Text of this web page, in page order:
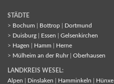
STÄDTE
> Bochum Bottrop
Dortmund
> Duisburg Essen
Gelsenkirchen
> Hagen Hamm
Herne
> Mülheim an der Ruhr| Oberhausen
LANDKREIS WESEL:
Alpen
Dinslaken Hamminkeln
Hünxe